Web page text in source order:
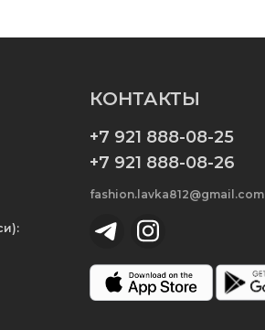
КОНТАКТЫ
+7 921 888-08-25
+7 921 888-08-26
fashion.lavka812@gmail.com